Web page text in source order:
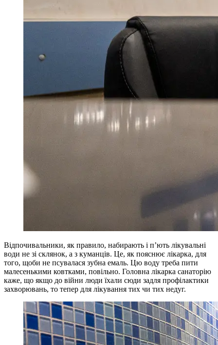
Відпочивальники, як правило, набирають і п’ють лікувальні
води не зі склянок, а з куманців. Це, як пояснює лікарка, для
того, щоби не псувалася зубна емаль. Цю воду треба пити
малесенькими ковтками, повільно. Головна лікарка санаторію
каже, що якщо до війни люди їхали сюди задля профілактики
захворювань, то тепер для лікування тих чи тих недуг.